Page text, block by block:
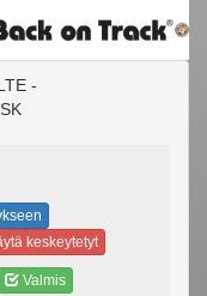
-
keskeytetyt
Valmis